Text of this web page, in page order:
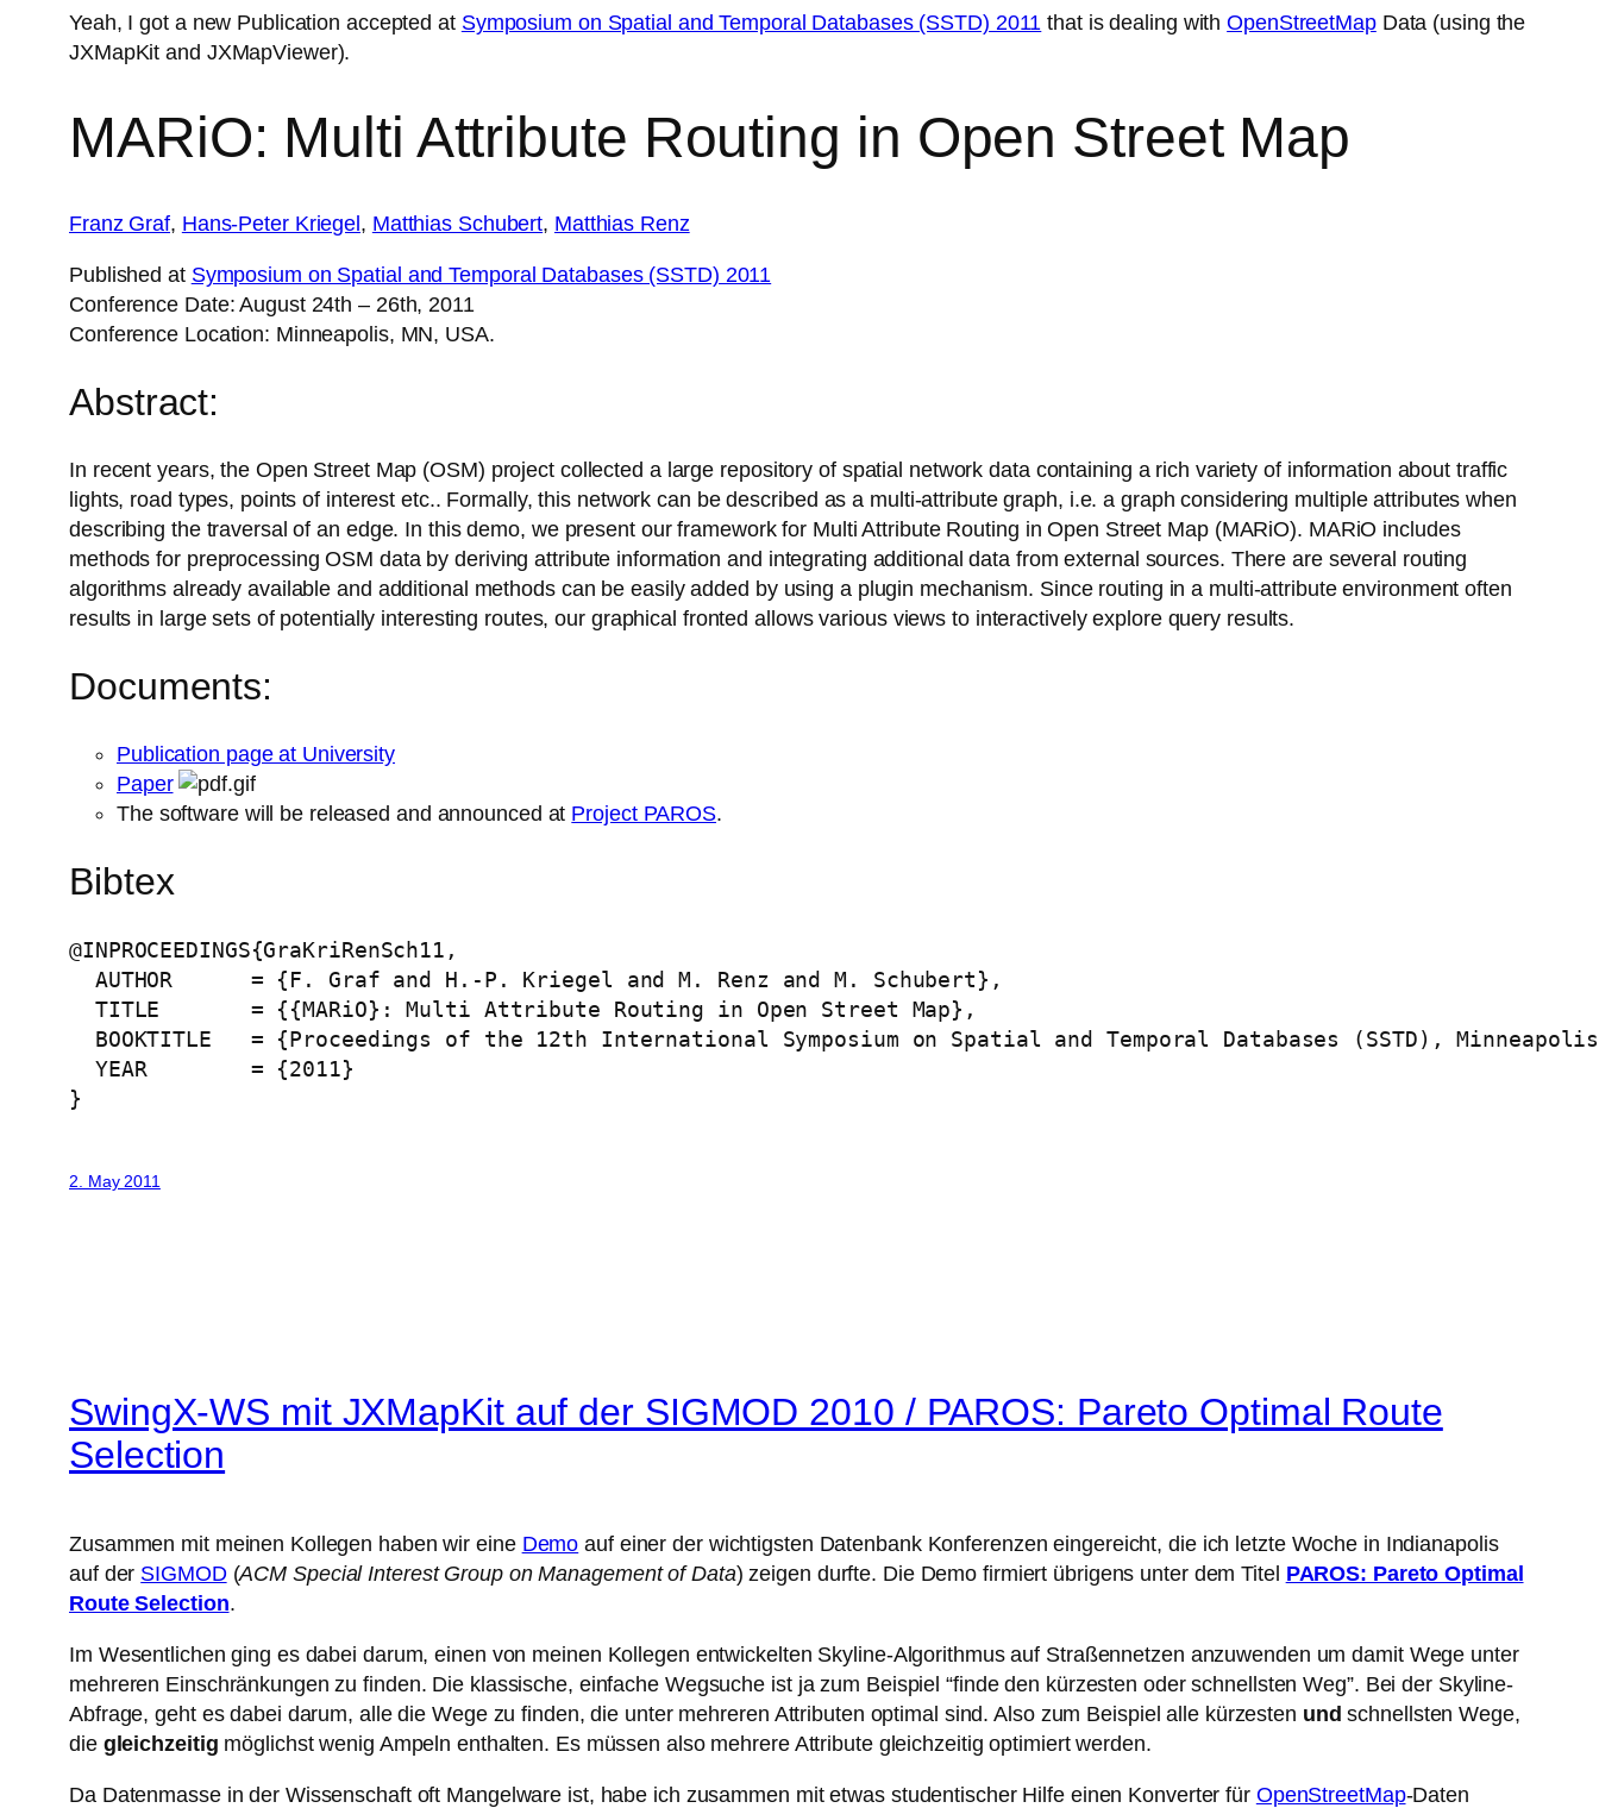
Yeah, I got a new Publication accepted at Symposium on Spatial and Temporal Databases (SSTD) 2011 that is dealing withOpenStreetMapData (using the
JXMapKit and JXMapViewer).
MARiO: Multi Attribute Routing in Open Street Map
Franz Graf, Hans-Peter Kriegel, Matthias Schubert, Matthias Renz
Published at Symposium on Spatial and Temporal Databases (SSTD) 2011
Conference Date: August 24th – 26th, 2011
Conference Location: Minneapolis, MN, USA.
Abstract:
In recent years, the Open Street Map (OSM) project collected a large repository of spatial network data containing a rich variety of information about traffic
lights, road types, points of interest etc.. Formally, this network can be described as a multi-attribute graph, i.e. a graph considering multiple attributes when
describing the traversal of an edge. In this demo, we present our framework for Multi Attribute Routing in Open Street Map (MARiO). MARiO includes
methods for preprocessing OSM data by deriving attribute information and integrating additional data from external sources. There are several routing
algorithms already available and additional methods can be easily added by using a plugin mechanism. Since routing in a multi-attribute environment often
results in large sets of potentially interesting routes, our graphical fronted allows various views to interactively explore query results.
Documents:
Publication page at University
Paper
The software will be released and announced at Project PAROS.
Bibtex
@INPROCEEDINGS{GraKriRenSch11,
  AUTHOR      = {F. Graf and H.-P. Kriegel and M. Renz and M. Schubert},
  TITLE       = {{MARiO}: Multi Attribute Routing in Open Street Map},
BOOKTITLE   = {Proceedings of the 12th International Symposium on Spatial and Temporal Databases (SSTD),
  YEAR        = {2011}
}
2. May 2011
SwingX-WS mit JXMapKit auf der SIGMOD 2010 / PAROS: Pareto Optimal Route
Selection
Zusammen mit meinen Kollegen haben wir eine Demo auf einer der wichtigsten Datenbank Konferenzen eingereicht, die ich letzte Woche in Indianapolis
auf der SIGMOD(ACM Special Interest Group on Management of Data) zeigen durfte. Die Demo firmiert übrigens unter dem Titel PAROS: Pareto Optimal
Route Selection.
Im Wesentlichen ging es dabei darum, einen von meinen Kollegen entwickelten Skyline-Algorithmus auf Straßennetzen anzuwenden um damit Wege unter
mehreren Einschränkungen zu finden. Die klassische, einfache Wegsuche ist ja zum Beispiel “finde den kürzesten oder schnellsten Weg”. Bei der Skyline-
Abfrage, geht es dabei darum, alle die Wege zu finden, die unter mehreren Attributen optimal sind. Also zum Beispiel alle kürzesten und schnellsten Wege,
die gleichzeitig möglichst wenig Ampeln enthalten. Es müssen also mehrere Attribute gleichzeitig optimiert werden.
Da Datenmasse in der Wissenschaft oft Mangelware ist, habe ich zusammen mit etwas studentischer Hilfe einen Konverter für OpenStreetMap-Daten